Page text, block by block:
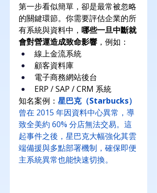
第一步看似簡單，卻是最常被忽略
的關鍵環節。你需要評估企業的所
有系統與資料中， 哪些一旦中斷就
會對營運造成致命影響 ，例如：
線上金流系統
顧客資料庫
電子商務網站後台
ERP / SAP / CRM 系統
知名案例： 星巴克（Starbucks）
曾在 2015 年因資料中心異常，導
致全美約 60% 分店無法交易。這
起事件之後，星巴克大幅強化其雲
端備援與多點部署機制，確保即便
主系統異常也能快速切換。